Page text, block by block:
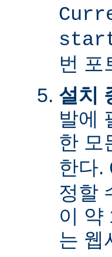
번 포
설치
발에
한 모
한다.
정할
이 약
는 웹